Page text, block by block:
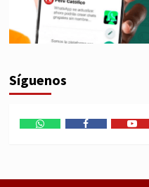
Síguenos